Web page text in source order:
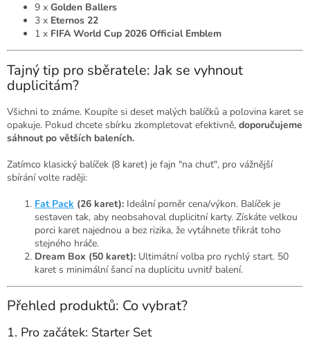
9 x Golden Ballers
3 x Eternos 22
1 x FIFA World Cup 2026 Official Emblem
Tajný tip pro sběratele: Jak se vyhnout
duplicitám?
Všichni to známe. Koupíte si deset malých balíčků a polovina karet se
opakuje. Pokud chcete sbírku zkompletovat efektivně, doporučujeme
sáhnout po větších baleních.
Zatímco klasický balíček (8 karet) je fajn "na chuť", pro vážnější
sbírání volte raději:
Fat Pack (26 karet): Ideální poměr cena/výkon. Balíček je
sestaven tak, aby neobsahoval duplicitní karty. Získáte velkou
porci karet najednou a bez rizika, že vytáhnete třikrát toho
stejného hráče.
Dream Box (50 karet): Ultimátní volba pro rychlý start. 50
karet s minimální šancí na duplicitu uvnitř balení.
Přehled produktů: Co vybrat?
1. Pro začátek: Starter Set